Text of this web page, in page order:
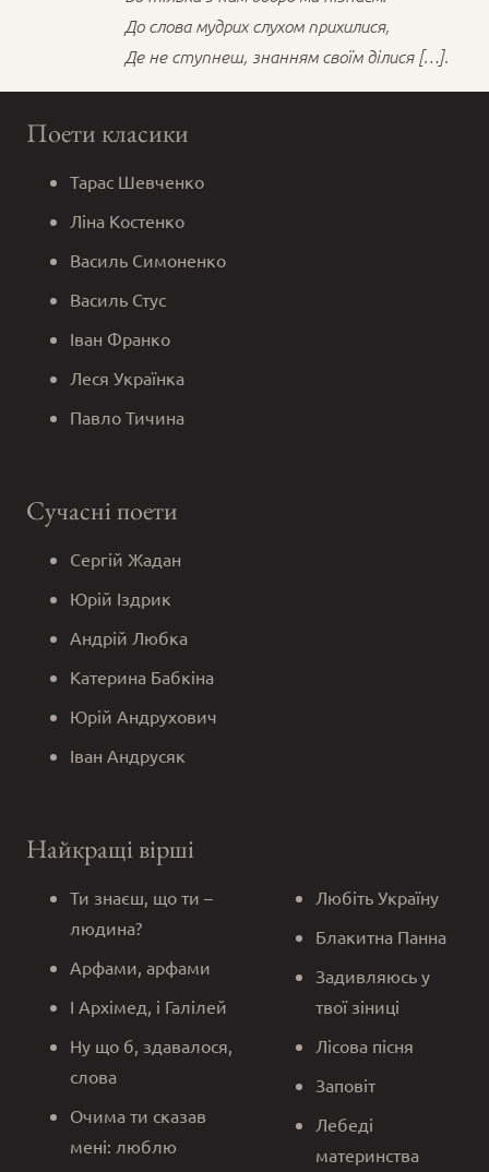
До слова мудрих слухом прихилися,
Де не ступнеш, знанням своїм ділися […].
Поети класики
Тарас Шевченко
Ліна Костенко
Василь Симоненко
Василь Стус
Іван Франко
Леся Українка
Павло Тичина
Сучасні поети
Сергій Жадан
Юрій Іздрик
Андрій Любка
Катерина Бабкіна
Юрій Андрухович
Іван Андрусяк
Найкращі вірші
Ти знаєш, що ти –
людина?
Арфами, арфами
І Архімед, і Галілей
Ну що б, здавалося,
слова
Очима ти сказав
мені: люблю
Любіть Україну
Блакитна Панна
Задивляюсь у
твої зіниці
Лісова пісня
Заповіт
Лебеді
материнства